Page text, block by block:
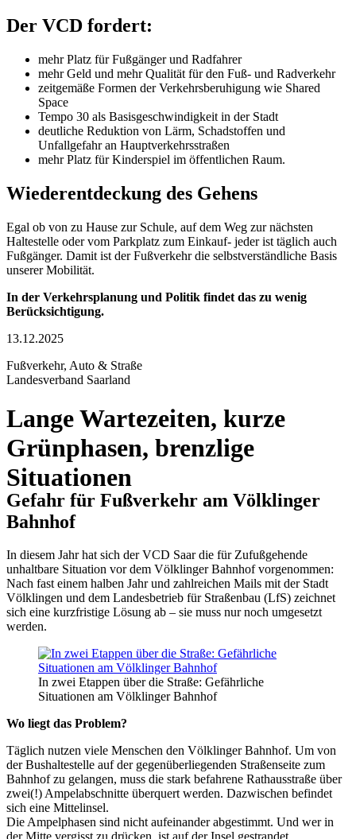
Der VCD fordert:
mehr Platz für Fußgänger und Radfahrer
mehr Geld und mehr Qualität für den Fuß- und Radverkehr
zeitgemäße Formen der Verkehrsberuhigung wie Shared
Space
Tempo 30 als Basisgeschwindigkeit in der Stadt
deutliche Reduktion von Lärm, Schadstoffen und
Unfallgefahr an Hauptverkehrsstraßen
mehr Platz für Kinderspiel im öffentlichen Raum.
Wiederentdeckung des Gehens
Egal ob von zu Hause zur Schule, auf dem Weg zur nächsten
Haltestelle oder vom Parkplatz zum Einkauf- jeder ist täglich auch
Fußgänger. Damit ist der Fußverkehr die selbstverständliche Basis
unserer Mobilität.
In der Verkehrsplanung und Politik findet das zu wenig
Berücksichtigung.
13.12.2025
Fußverkehr, Auto & Straße
Landesverband Saarland
Lange Wartezeiten, kurze
Grünphasen, brenzlige
Situationen
Gefahr für Fußverkehr am Völklinger
Bahnhof
In diesem Jahr hat sich der VCD Saar die für Zufußgehende
unhaltbare Situation vor dem Völklinger Bahnhof vorgenommen:
Nach fast einem halben Jahr und zahlreichen Mails mit der Stadt
Völklingen und dem Landesbetrieb für Straßenbau (LfS) zeichnet
sich eine kurzfristige Lösung ab – sie muss nur noch umgesetzt
werden.
In zwei Etappen über die Straße: Gefährliche
Situationen am Völklinger Bahnhof
Wo liegt das Problem?
Täglich nutzen viele Menschen den Völklinger Bahnhof. Um von
der Bushaltestelle auf der gegenüberliegenden Straßenseite zum
Bahnhof zu gelangen, muss die stark befahrene Rathausstraße über
zwei(!) Ampelabschnitte überquert werden. Dazwischen befindet
sich eine Mittelinsel.
Die Ampelphasen sind nicht aufeinander abgestimmt. Und wer in